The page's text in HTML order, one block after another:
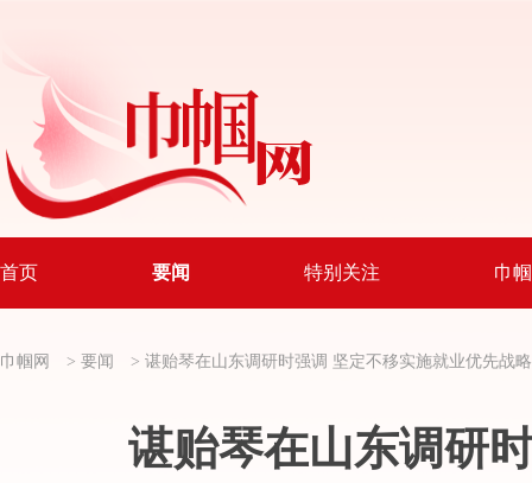
首页 要闻 特别关注 巾
巾帼网 > 要闻 > 谌贻琴在山东调研时强调 坚定不移实施就业优先战
谌贻琴在山东调研